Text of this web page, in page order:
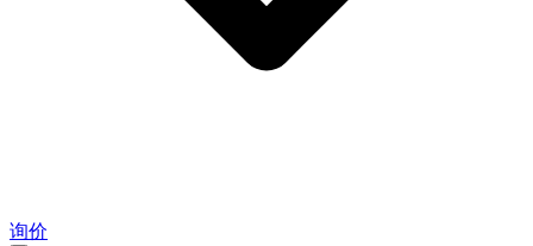
询价